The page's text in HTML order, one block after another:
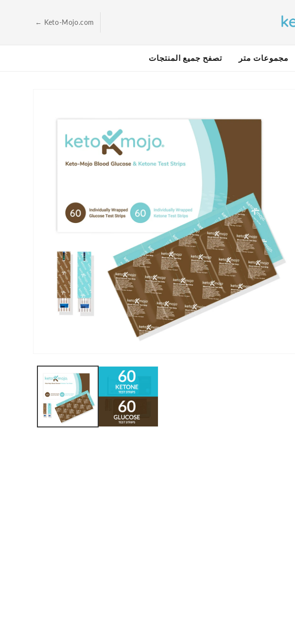
← Keto-Mojo.com
تصفح جميع المنتجات مجموعات متر
المفتوحة
بصيغة
مشروطة